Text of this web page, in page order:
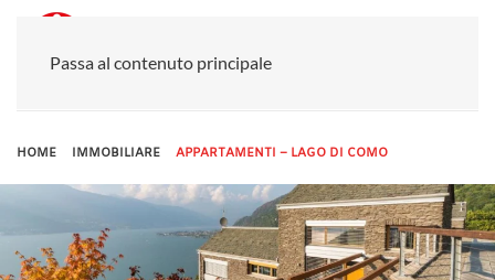
Passa al contenuto principale
HOME IMMOBILIARE APPARTAMENTI – LAGO DI COMO